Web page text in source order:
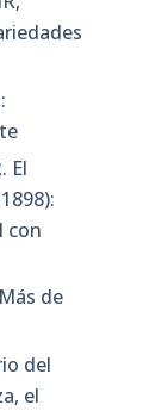
El
con
de
del
el